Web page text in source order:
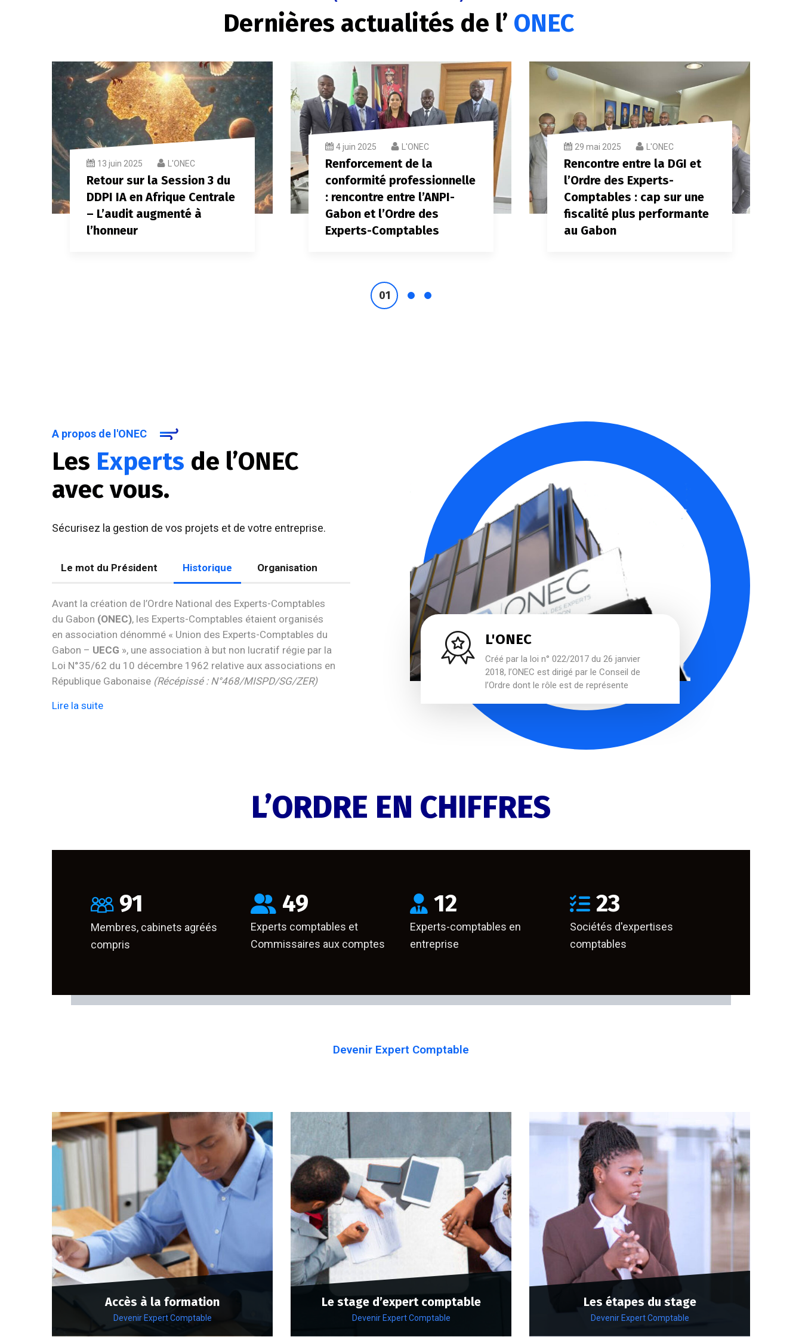
Dernières actualités de l’ ONEC
13 juin 2025 L'ONEC
Retour sur la Session 3 du
DDPI IA en Afrique Centrale
– L’audit augmenté à
l’honneur
4 juin 2025 L'ONEC
Renforcement de la
conformité professionnelle
: rencontre entre l’ANPI-
Gabon et l’Ordre des
Experts-Comptables
29 mai 2025 L'ONEC
Rencontre entre la DGI et
l’Ordre des Experts-
Comptables : cap sur une
fiscalité plus performante
au Gabon
A propos de l'ONEC
Les Experts de l’ONEC
avec vous.
Sécurisez la gestion de vos projets et de votre entreprise.
Le mot du Président Historique Organisation
Avant la création de l’Ordre National des Experts-Comptables
du Gabon (ONEC), les Experts-Comptables étaient organisés
en association dénommé « Union des Experts-Comptables du
Gabon – UECG », une association à but non lucratif régie par la
Loi N°35/62 du 10 décembre 1962 relative aux associations en
République Gabonaise (Récépissé : N°468/MISPD/SG/ZER)
Lire la suite
L'ONEC
Créé par la loi n° 022/2017 du 26 janvier
2018, l’ONEC est dirigé par le Conseil de
l’Ordre dont le rôle est de représente
L’ORDRE EN CHIFFRES
91
Membres, cabinets agréés
compris
49
Experts comptables et
Commissaires aux comptes
12
Experts-comptables en
entreprise
23
Sociétés d'expertises
comptables
Devenir Expert Comptable
Accès à la formation
Devenir Expert Comptable
Le stage d’expert comptable
Devenir Expert Comptable
Les étapes du stage
Devenir Expert Comptable